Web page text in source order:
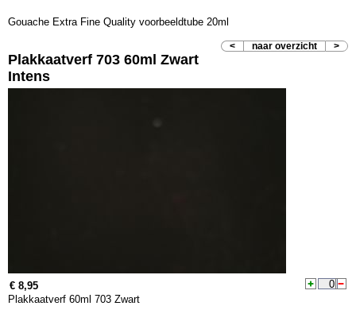
Gouache Extra Fine Quality voorbeeldtube 20ml
< naar overzicht >
Plakkaatverf 703 60ml Zwart
Intens
€ 8,95
Plakkaatverf 60ml 703 Zwart